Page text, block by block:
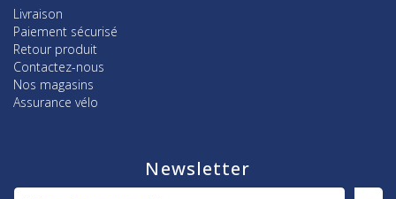
Livraison
Paiement sécurisé
Retour produit
Contactez-nous
Nos magasins
Assurance vélo
Newsletter